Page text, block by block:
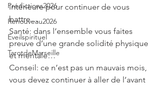
Prédictions2026
Renouveau2026
Eveilspirituel
TarotdeMarseille
intérieure pour continuer de vous
battre…
Santé: dans l’ensemble vous faites
preuve d’une grande solidité physique
et mentale…
Conseil: ce n’est pas un mauvais mois,
vous devez continuer à aller de l’avant